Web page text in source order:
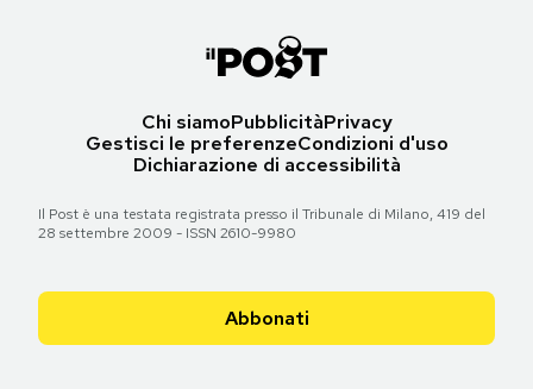
Chi siamoPubblicitàPrivacy
Gestisci le preferenzeCondizioni d'uso
Dichiarazione di accessibilità
Il Post è una testata registrata presso il Tribunale di Milano, 419 del
28 settembre 2009 - ISSN 2610-9980
Abbonati